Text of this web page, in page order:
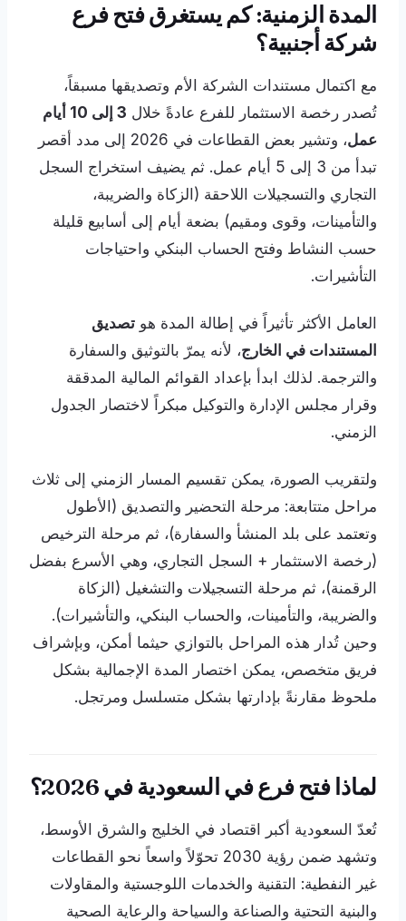
المدة الزمنية: كم يستغرق فتح فرع
شركة أجنبية؟
مع اكتمال مستندات الشركة الأم وتصديقها مسبقاً،
تُصدر رخصة الاستثمار للفرع عادةً خلال
3 إلى 10 أيام
عمل
، وتشير بعض القطاعات في 2026 إلى مدد أقصر
تبدأ من 3 إلى 5 أيام عمل. ثم يضيف استخراج السجل
التجاري والتسجيلات اللاحقة (الزكاة والضريبة،
والتأمينات، وقوى ومقيم) بضعة أيام إلى أسابيع قليلة
حسب النشاط وفتح الحساب البنكي واحتياجات
التأشيرات.
العامل الأكثر تأثيراً في إطالة المدة هو تصديق
المستندات في الخارج، لأنه يمرّ بالتوثيق والسفارة
والترجمة. لذلك ابدأ بإعداد القوائم المالية المدققة
وقرار مجلس الإدارة والتوكيل مبكراً لاختصار الجدول
الزمني.
ولتقريب الصورة، يمكن تقسيم المسار الزمني إلى ثلاث
مراحل متتابعة: مرحلة التحضير والتصديق (الأطول
وتعتمد على بلد المنشأ والسفارة)، ثم مرحلة الترخيص
(رخصة الاستثمار + السجل التجاري، وهي الأسرع بفضل
الرقمنة)، ثم مرحلة التسجيلات والتشغيل (الزكاة
والضريبة، والتأمينات، والحساب البنكي، والتأشيرات).
وحين تُدار هذه المراحل بالتوازي حيثما أمكن، وبإشراف
فريق متخصص، يمكن اختصار المدة الإجمالية بشكل
ملحوظ مقارنةً بإدارتها بشكل متسلسل ومرتجل.
لماذا فتح فرع في السعودية في 2026؟
تُعدّ السعودية أكبر اقتصاد في الخليج والشرق الأوسط،
وتشهد ضمن رؤية 2030 تحوّلاً واسعاً نحو القطاعات
غير النفطية: التقنية والخدمات اللوجستية والمقاولات
والبنية التحتية والصناعة والسياحة والرعاية الصحية